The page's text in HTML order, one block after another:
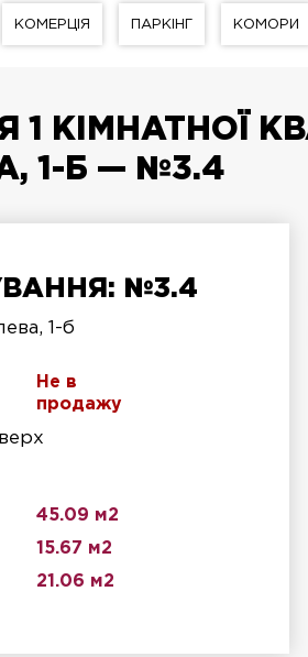
КОМЕРЦІЯ ПАРКІНГ КОМОРИ
1 КІМНАТНОЇ
1-Б — №3.4
№3.4
1-б
Не в
продажу
45.09 м2
15.67 м2
21.06 м2
план квартири
план поверху